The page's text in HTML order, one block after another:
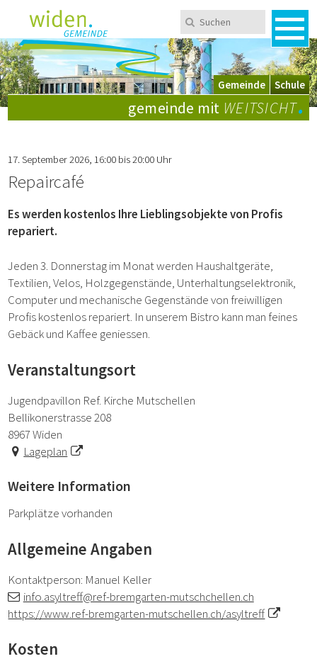
Navigieren in Widen
Schnellnavigation
Metanavigation
Suchbegriff
Suchen
Mobile Navigation
Wechsel zwischen Gemeinde und Schule Gemeinde Schule
gemeinde mit WEITSICHT.
Repaircafé
17. September 2026, 16:00 bis 20:00 Uhr
Es werden kostenlos Ihre Lieblingsobjekte von Profis
repariert.
Jeden 3. Donnerstag im Monat werden Haushaltgeräte,
Textilien, Velos, Holzgegenstände, Unterhaltungselektronik,
Computer und mechanische Gegenstände von freiwilligen
Profis kostenlos repariert. In unserem Bistro kann man feines
Gebäck und Kaffee geniessen.
Veranstaltungsort
Jugendpavillon Ref. Kirche Mutschellen
Bellikonerstrasse 208
8967 Widen
Lageplan
Weitere Information
Parkplätze vorhanden
Allgemeine Angaben
Kontaktperson: Manuel Keller
info.asyltreff@ref-bremgarten-mutschchellen.ch
https://www.ref-bremgarten-mutschellen.ch/asyltreff
Kosten